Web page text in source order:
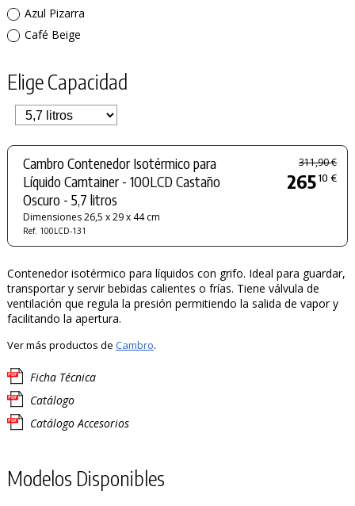
Azul Pizarra
Café Beige
Elige Capacidad
Cambro Contenedor Isotérmico para
Líquido Camtainer - 100LCD Castaño
Oscuro - 5,7 litros
Dimensiones 26,5 x 29 x 44 cm
Ref. 100LCD-131
311,90 €
26510 €
Contenedor isotérmico para líquidos con grifo. Ideal para guardar,
transportar y servir bebidas calientes o frías. Tiene válvula de
ventilación que regula la presión permitiendo la salida de vapor y
facilitando la apertura.
Ver más productos de Cambro.
Ficha Técnica
Catálogo
Catálogo Accesorios
Modelos Disponibles